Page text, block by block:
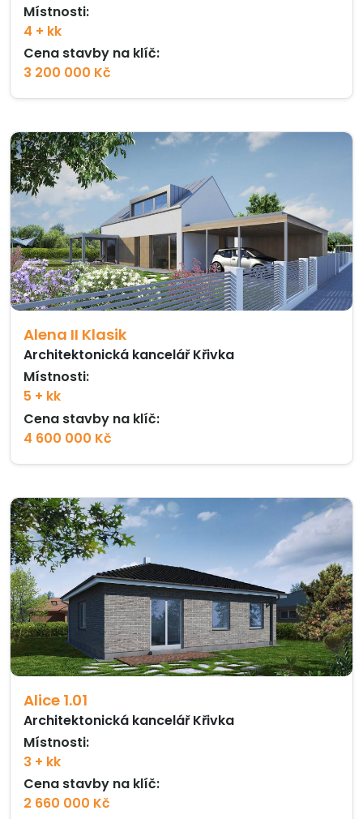
Místnosti:
4 + kk
Cena stavby na klíč:
3 200 000 Kč
Alena II Klasik
Architektonická kancelář Křivka
Místnosti:
5 + kk
Cena stavby na klíč:
4 600 000 Kč
Alice 1.01
Architektonická kancelář Křivka
Místnosti:
3 + kk
Cena stavby na klíč:
2 660 000 Kč